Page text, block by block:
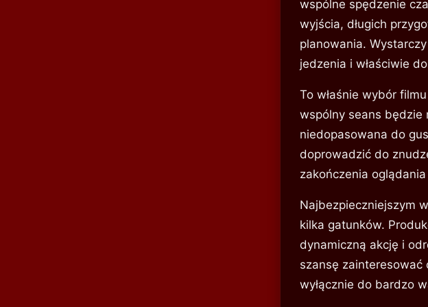
wspólne spędzenie
wyjścia, długich
planowania.
jedzenia i właściwie
To właśnie wybór
wspólny seans będzie
niedopasowana do
doprowadzić do
zakończenia
Najbezpieczniejszym
kilka gatunków.
dynamiczną akcję i
szansę
wyłącznie do bardzo